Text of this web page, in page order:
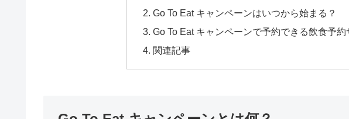
Go To Eat キャンペーンはいつから始まる？
Go To Eat キャンペーンで予約できる飲食予約
関連記事